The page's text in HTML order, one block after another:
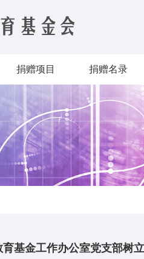
捐赠项目 捐赠名录
育基金工作办公室党支部树